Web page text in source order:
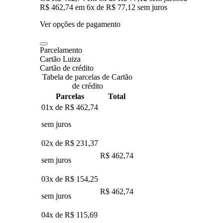
R$ 462,74 em 6x de R$ 77,12 sem juros
Ver opções de pagamento
Parcelamento
Cartão Luiza
Cartão de crédito
Tabela de parcelas de Cartão
de crédito
Parcelas
Total
01x de R$ 462,74
sem juros
02x de R$ 231,37
sem juros
R$ 462,74
03x de R$ 154,25
sem juros
R$ 462,74
04x de R$ 115,69